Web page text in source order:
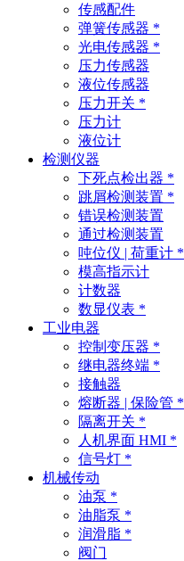
传感配件
弹簧传感器 *
光电传感器 *
压力传感器
液位传感器
压力开关 *
压力计
液位计
检测仪器
下死点检出器 *
跳屑检测装置 *
错误检测装置
通过检测装置
吨位仪 | 荷重计 *
模高指示计
计数器
数显仪表 *
工业电器
控制变压器 *
继电器终端 *
接触器
熔断器 | 保险管 *
隔离开关 *
人机界面 HMI *
信号灯 *
机械传动
油泵 *
油脂泵 *
润滑脂 *
阀门